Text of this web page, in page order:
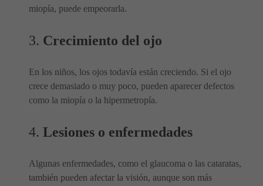
miopía, puede empeorarla.
3. Crecimiento del ojo
En los niños, los ojos todavía están creciendo. Si el ojo
crece demasiado o muy poco, pueden aparecer defectos
como la miopía o la hipermetropía.
4. Lesiones o enfermedades
Algunas enfermedades, como el glaucoma o las cataratas,
también pueden afectar la visión, aunque son más